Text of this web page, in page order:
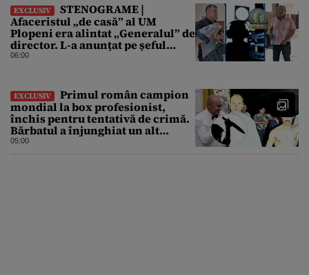
EXCLUSIV
STENOGRAME |
Afaceristul „de casă” al UM
Plopeni era alintat „Generalul” de
director. L-a anunțat pe șeful
uzinei că i-a adus „subțireanu,
06:00
EXCLUSIV
Primul român campion
mondial la box profesionist,
închis pentru tentativă de crimă.
Bărbatul a înjunghiat un alt
interlop periculos
05:00